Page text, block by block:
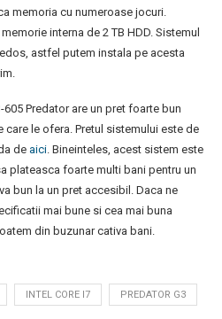
memoria cu numeroase jocuri.
interna de 2 TB HDD. Sistemul
astfel putem instala pe acesta
Predator are un pret foarte bun
le ofera. Pretul sistemului este de
de aici . Bineinteles, acest sistem este
plateasca foarte multi bani pentru un
bun la un pret accesibil. Daca ne
mai bune si cea mai buna
din buzunar cativa bani.
INTEL CORE I7 PREDATOR G3